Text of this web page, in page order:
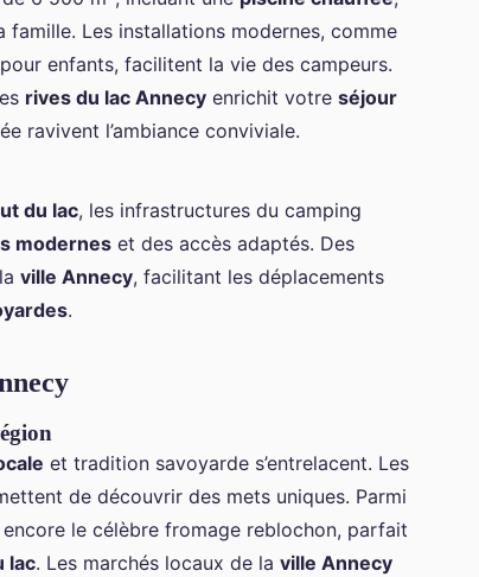
Les installations modernes, comme
enfants, facilitent la vie des campeurs.
rives du lac Annecy enrichit votre séjour
ravivent l’ambiance conviviale.
du lac, les infrastructures du camping
modernes et des accès adaptés. Des
ville Annecy, facilitant les déplacements
.
et tradition savoyarde s’entrelacent. Les
de découvrir des mets uniques. Parmi
le célèbre fromage reblochon, parfait
lac. Les marchés locaux de la ville Annecy